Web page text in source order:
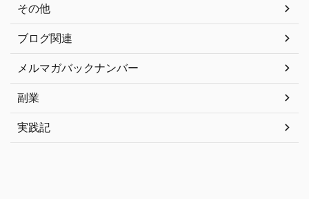
その他
ブログ関連
メルマガバックナンバー
副業
実践記